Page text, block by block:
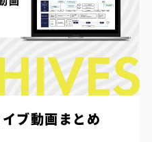
ブ動画まとめ